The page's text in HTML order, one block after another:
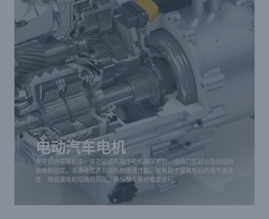
电动汽车电机
在电动汽车电机中，液态硅胶可用于电机端部密封、出线口密封以及绕组的
绝缘和固定。液态硅胶具有出色的绝缘性能。这有助于提高电机的电气安全
性，降低漏电和短路的风险，确保整个系统稳定运行。
电动汽车电机
在电动汽车电机中，液态硅胶可用于电机端部密封、
出线口密封以及绕组的绝缘和固定。液态硅胶具有出
色的绝缘性能。这有助于提高电机的电气安全性，降
低漏电和短路的风险，确保整个系统稳定运行。